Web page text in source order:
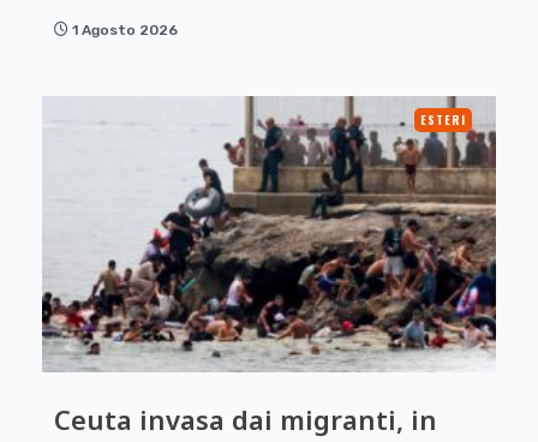
1 Agosto 2026
ESTERI
Ceuta invasa dai migranti, in